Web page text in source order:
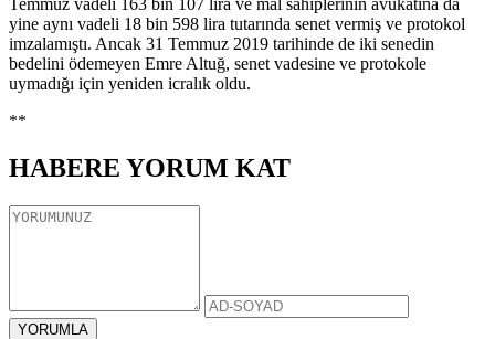
Temmuz vadeli 163 bin 107 lira ve mal sahiplerinin avukatına da
yine aynı vadeli 18 bin 598 lira tutarında senet vermiş ve protokol
imzalamıştı. Ancak 31 Temmuz 2019 tarihinde de iki senedin
bedelini ödemeyen Emre Altuğ, senet vadesine ve protokole
uymadığı için yeniden icralık oldu.
**
HABERE YORUM KAT